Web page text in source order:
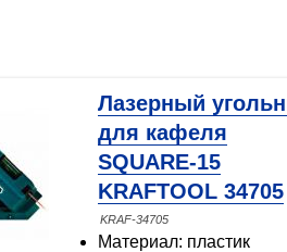
Лазерный
для кафеля
SQUARE-15
KRAFTOOL 34705
KRAF-34705
Материал: пластик